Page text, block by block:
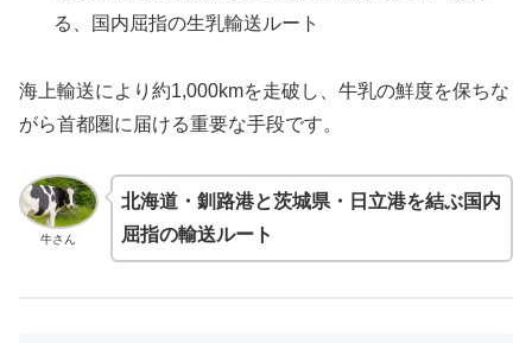
る、国内屈指の生乳輸送ルート
海上輸送により約1,000kmを走破し、牛乳の鮮度を保ちな
がら首都圏に届ける重要な手段です。
牛さん
北海道・釧路港と茨城県・日立港を結ぶ国内
屈指の輸送ルート